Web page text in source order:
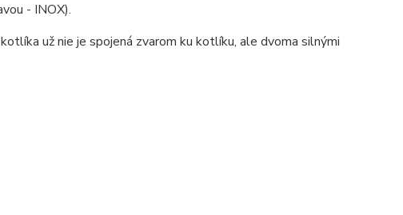
- INOX).
už nie je spojená zvarom ku kotlíku, ale dvoma silnými